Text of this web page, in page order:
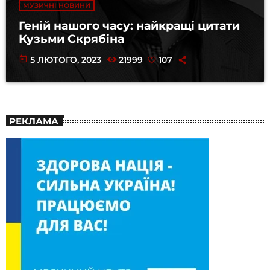
МУЗИЧНІ НОВИНИ
Геній нашого часу: найкращі цитати
Кузьми Скрябіна
today 5 ЛЮТОГО, 2023 21999 107
РЕКЛАМА